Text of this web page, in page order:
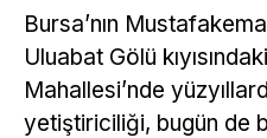
Bursa’nın
Uluabat Gölü
Mahallesi’nde
yetiştiriciliği, bugün de